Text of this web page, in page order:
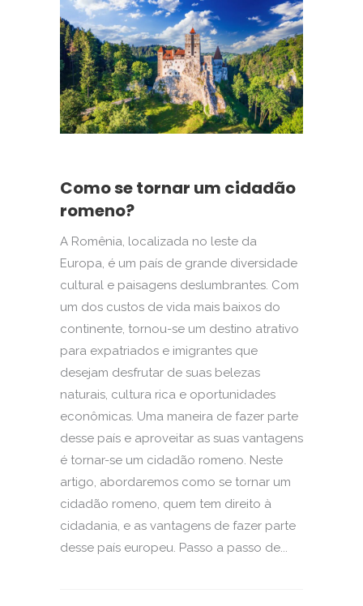
Como se tornar um cidadão
romeno?
A Romênia, localizada no leste da
Europa, é um país de grande diversidade
cultural e paisagens deslumbrantes. Com
um dos custos de vida mais baixos do
continente, tornou-se um destino atrativo
para expatriados e imigrantes que
desejam desfrutar de suas belezas
naturais, cultura rica e oportunidades
econômicas. Uma maneira de fazer parte
desse país e aproveitar as suas vantagens
é tornar-se um cidadão romeno. Neste
artigo, abordaremos como se tornar um
cidadão romeno, quem tem direito à
cidadania, e as vantagens de fazer parte
desse país europeu. Passo a passo de...